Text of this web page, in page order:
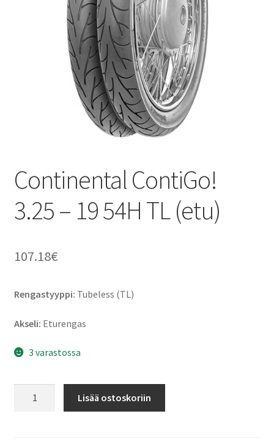
Continental ContiGo!
3.25 – 19 54H TL (etu)
107.18€
Rengastyyppi: Tubeless (TL)
Akseli: Eturengas
3 varastossa
Lisää ostoskoriin